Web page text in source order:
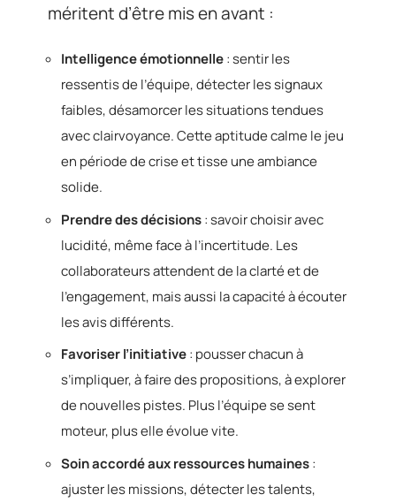
méritent d’être mis en avant :
Intelligence émotionnelle: sentir les
ressentis de l’équipe, détecter les signaux
faibles, désamorcer les situations tendues
avec clairvoyance. Cette aptitude calme le jeu
en période de crise et tisse une ambiance
solide.
Prendre des décisions: savoir choisir avec
lucidité, même face à l’incertitude. Les
collaborateurs attendent de la clarté et de
l’engagement, mais aussi la capacité à écouter
les avis différents.
Favoriser l’initiative: pousser chacun à
s’impliquer, à faire des propositions, à explorer
de nouvelles pistes. Plus l’équipe se sent
moteur, plus elle évolue vite.
Soin accordé aux ressources humaines:
ajuster les missions, détecter les talents,